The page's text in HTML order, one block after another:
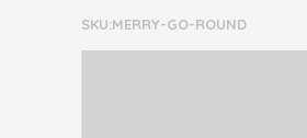
SKU:MERRY-GO-ROUND